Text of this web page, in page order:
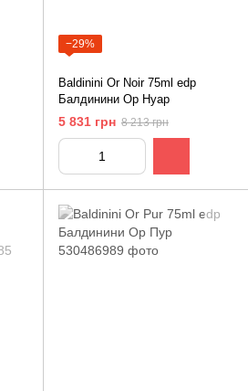
−29%
Baldinini Or Noir 75ml edp
Балдинини Ор Нуар
5 831 грн 8 213 грн